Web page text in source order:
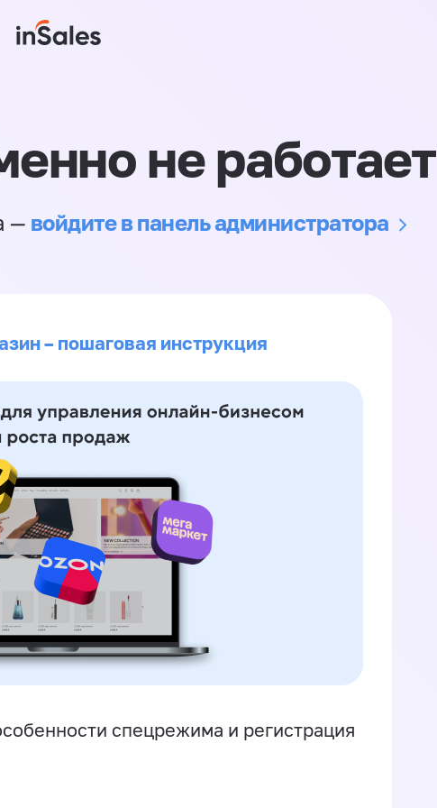
не работает
— войдите в панель администратора
– пошаговая инструкция
спецрежима и регистрация